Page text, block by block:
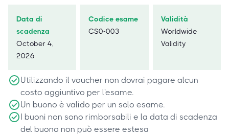
Data di
scadenza
October 4,
2026
Codice esame
CS0-003
Validità
Worldwide
Validity
Utilizzando il voucher non dovrai pagare alcun
costo aggiuntivo per l'esame.
Un buono è valido per un solo esame.
I buoni non sono rimborsabili e la data di scadenza
del buono non può essere estesa